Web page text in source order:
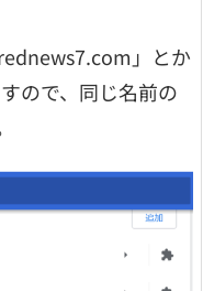
」とか
ので、同じ名前の